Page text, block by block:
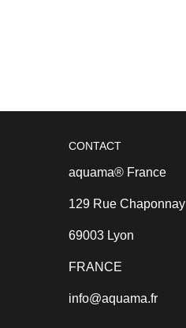
CONTACT
aquama® France
129 Rue Chaponnay
69003 Lyon
FRANCE
info@aquama.fr